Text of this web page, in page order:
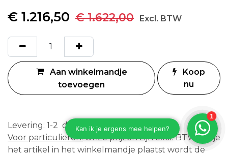
€ 1.216,50 €1.622,00 Excl. BTW
Aan winkelmandje
toevoegen
Koop
nu
Levering: 1-2 dagen
Voor particulieren:Onze prijzen zijn excl. BTW. Als je
het artikel in het winkelmandje plaatst wordt de